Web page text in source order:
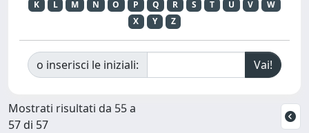
K
L M N O P Q R S T U V
W
X
Y Z
o inserisci le iniziali:
Mostrati risultati da 55 a
57 di 57